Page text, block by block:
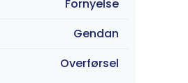
Fornyelse
Gendan
Overførsel